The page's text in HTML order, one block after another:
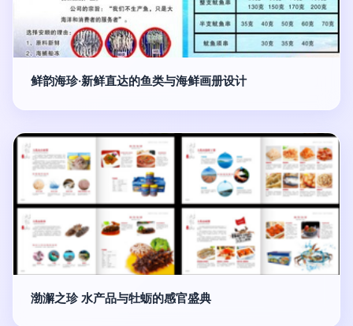
鲜韵海珍·新鲜直达的鱼类与海鲜画册设计
渤澥之珍 水产品与牡蛎的感官盛典